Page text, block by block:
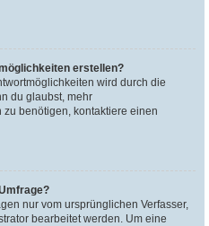
erstellen?
wird durch die
du glaubst, mehr
benötigen, kontaktiere einen
nur vom ursprünglichen Verfasser,
bearbeitet werden. Um eine